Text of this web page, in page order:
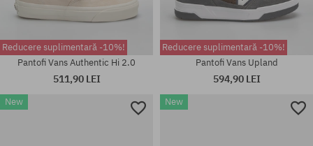
Mărimi existente:
Reducere suplimentară -10%!
Pantofi Vans Authentic Hi 2.0
511,90 LEI
Reducere suplimentară -10%!
Pantofi Vans Upland
594,90 LEI
New New